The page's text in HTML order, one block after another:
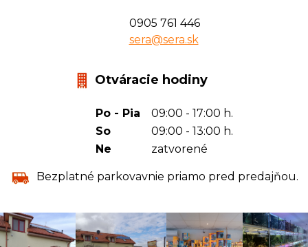
0905 761 446
sera@sera.sk
Otváracie hodiny
Po - Pia
09:00 - 17:00 h.
So
09:00 - 13:00 h.
Ne
zatvorené
Bezplatné parkovavnie priamo pred predajňou.